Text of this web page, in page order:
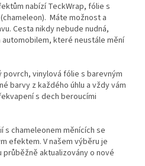
nabízí TeckWrap, fólie s
Máte možnost a
Cesta nikdy nebude nudná,
které neustále mění
vinylová fólie s barevným
barvy z každého úhlu a vždy vám
s dech beroucími
s chameleonem měnících se
efektem. V našem výběru je
aktualizovány o nové